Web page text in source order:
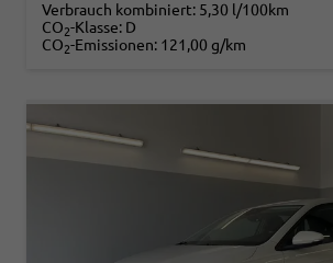
Verbrauch kombiniert: 5,30 l/100km
CO2-Klasse: D
CO2-Emissionen: 121,00 g/km